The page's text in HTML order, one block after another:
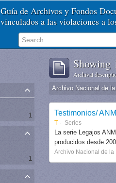
Guía de Archivos y Fondos
vinculados a las violaciones a
1
1
Showing
Archival
Archivo Nacional de
Testimonios/ ANM
T Series
La serie Legajos
producidos desde
Archivo Nacional de la